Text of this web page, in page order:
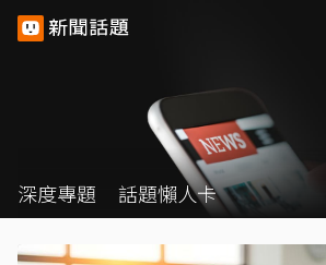
深度專題 話題懶人卡